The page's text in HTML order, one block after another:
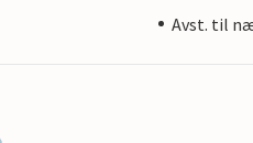
Avst. til